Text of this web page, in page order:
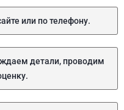
или по телефону.
детали, проводим